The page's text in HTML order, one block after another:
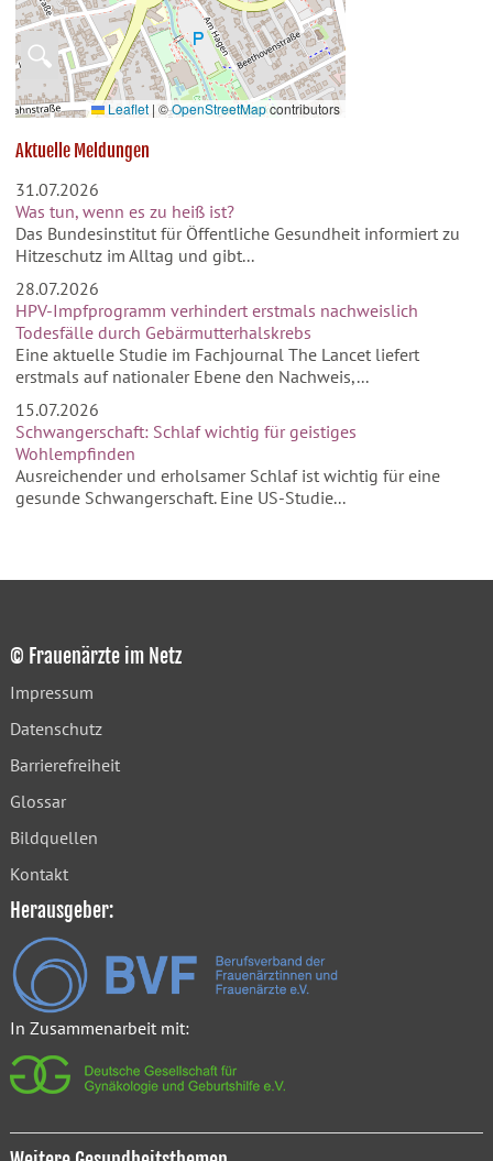
🔍
Leaflet | ©OpenStreetMapcontributors
Aktuelle Meldungen
31.07.2026
Was tun, wenn es zu heiß ist?
Das Bundesinstitut für Öffentliche Gesundheit informiert zu
Hitzeschutz im Alltag und gibt...
28.07.2026
HPV-Impfprogramm verhindert erstmals nachweislich
Todesfälle durch Gebärmutterhalskrebs
Eine aktuelle Studie im Fachjournal The Lancet liefert
erstmals auf nationaler Ebene den Nachweis,...
15.07.2026
Schwangerschaft: Schlaf wichtig für geistiges
Wohlempfinden
Ausreichender und erholsamer Schlaf ist wichtig für eine
gesunde Schwangerschaft. Eine US-Studie...
© Frauenärzte im Netz
Impressum
Datenschutz
Barrierefreiheit
Glossar
Bildquellen
Kontakt
Herausgeber:
In Zusammenarbeit mit: